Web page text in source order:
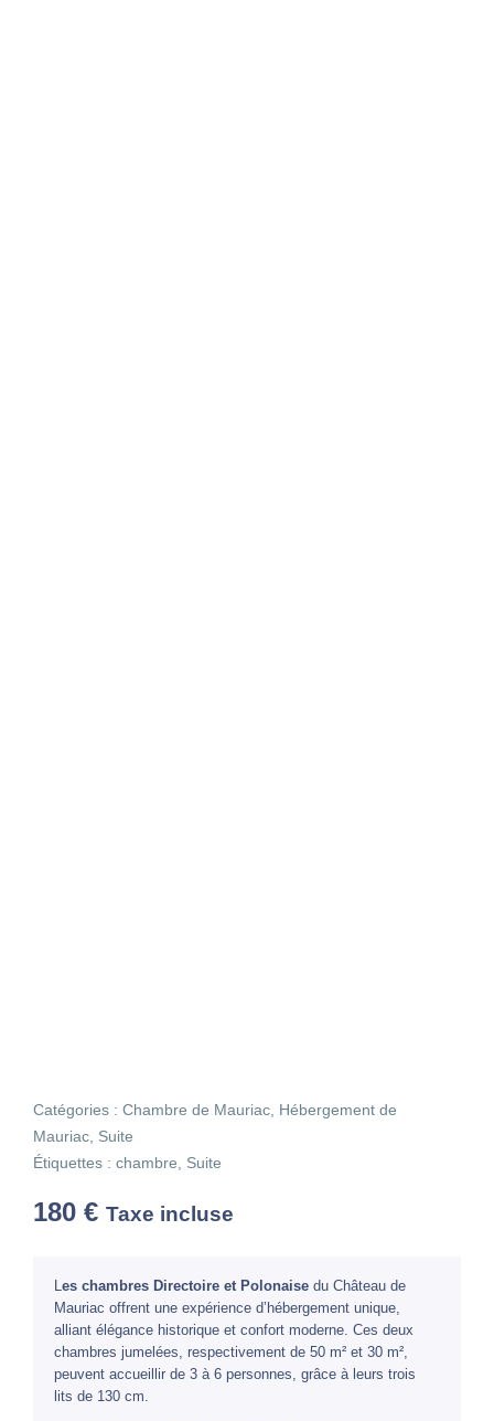
Catégories : Chambre de Mauriac, Hébergement de
Mauriac, Suite
Étiquettes : chambre, Suite
180 € Taxe incluse
Les chambres Directoire et Polonaise du Château de
Mauriac offrent une expérience d’hébergement unique,
alliant élégance historique et confort moderne. Ces deux
chambres jumelées, respectivement de 50 m² et 30 m²,
peuvent accueillir de 3 à 6 personnes, grâce à leurs trois
lits de 130 cm.